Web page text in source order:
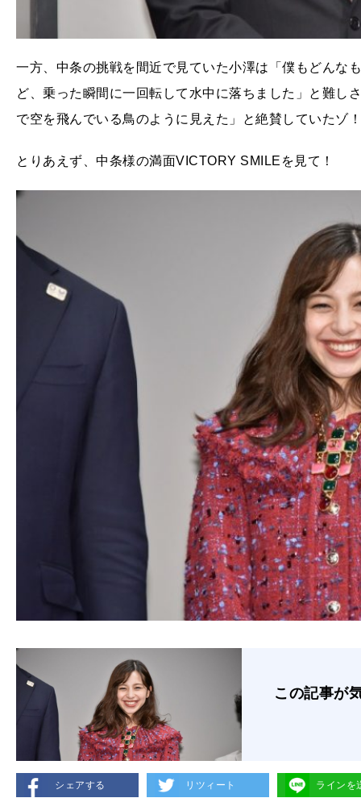
一方、中条の挑戦を間近で見ていた小澤は「僕もどんな
ど、乗った瞬間に一回転して水中に落ちました」と難し
で空を飛んでいる鳥のように見えた」と絶賛していたゾ！
とりあえず、中条様の満面VICTORY SMILEを見て！
この記事が
シェアする リツィート ラインを